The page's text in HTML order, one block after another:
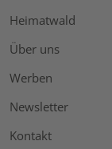
Heimatwald
Über uns
Werben
Newsletter
Kontakt